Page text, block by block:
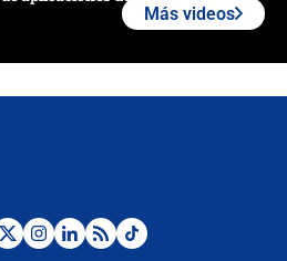
Posesión de Abelardo De La Espriella
Más videos